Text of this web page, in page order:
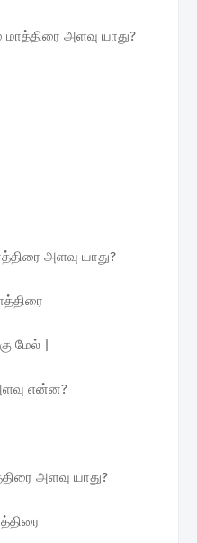
மாத்திரை அளவு யாது?
அளவு யாது?
மேல் |
என்ன?
அளவு யாது?